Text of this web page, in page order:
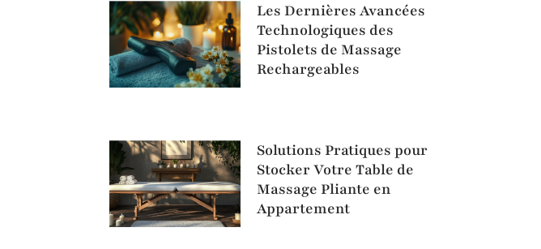
Les Dernières Avancées
Technologiques des
Pistolets de Massage
Rechargeables
Solutions Pratiques pour
Stocker Votre Table de
Massage Pliante en
Appartement